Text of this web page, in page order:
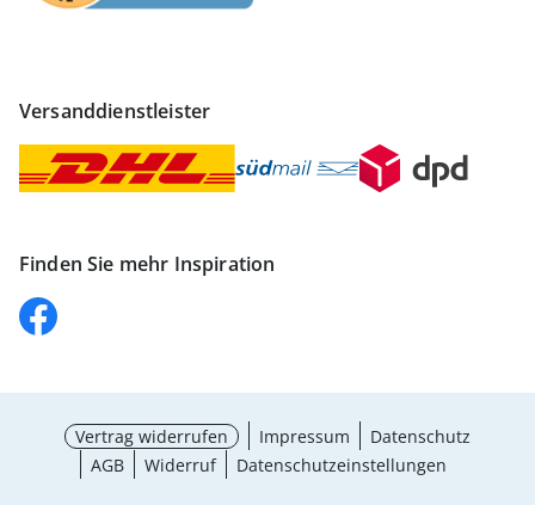
Versanddienstleister
Finden Sie mehr Inspiration
Vertrag widerrufen Impressum
Datenschutz
AGB
Widerruf Datenschutzeinstellungen